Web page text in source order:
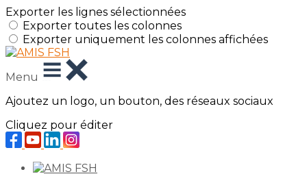
Exporter les lignes sélectionnées
Exporter toutes les colonnes
Exporter uniquement les colonnes affichées
Menu
Ajoutez un logo, un bouton, des réseaux sociaux
Cliquez pour éditer